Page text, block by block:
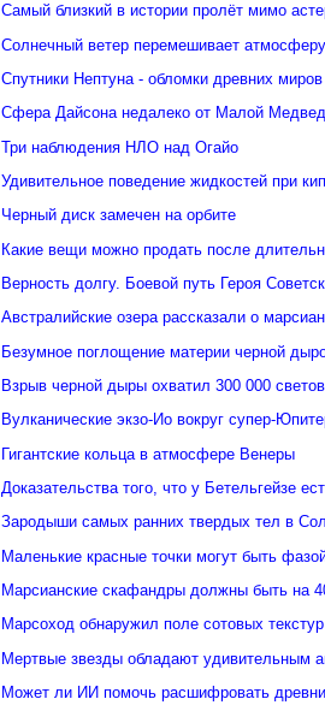
Самый близкий в истории пролёт мимо
Солнечный ветер перемешивает
Спутники Нептуна - обломки древних миров
Сфера Дайсона недалеко от Малой
Три наблюдения НЛО над Огайо
Удивительное поведение жидкостей при
Черный диск замечен на орбите
Какие вещи можно продать после
Верность долгу. Боевой путь Героя
Австралийские озера рассказали о
Безумное поглощение материи черной
Взрыв черной дыры охватил 300 000
Вулканические экзо-Ио вокруг супер-
Гигантские кольца в атмосфере Венеры
Доказательства того, что у Бетельгейзе
Зародыши самых ранних твердых тел в
Маленькие красные точки могут быть
Марсианские скафандры должны быть на
Марсоход обнаружил поле сотовых текстур
Мертвые звезды обладают удивительным
Может ли ИИ помочь расшифровать